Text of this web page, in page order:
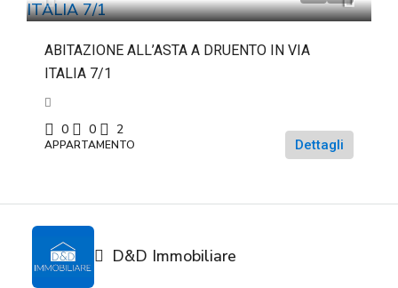
ABITAZIONE ALL’ASTA A DRUENTO IN VIA
ITALIA 7/1
0 0 2
APPARTAMENTO Dettagli
D&D Immobiliare